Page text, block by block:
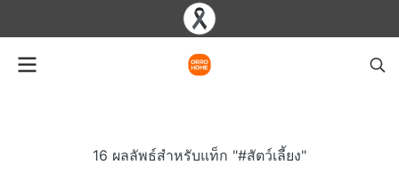
16 ผลลัพธ์สำหรับแท็ก "#สัตว์เลี้ยง"